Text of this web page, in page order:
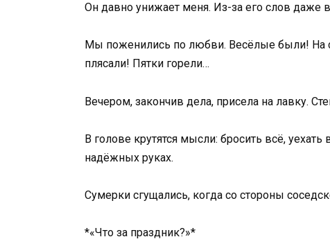
Он давно унижает меня. Из-за его слов даже в
Мы поженились по любви. Весёлые были! На
плясали! Пятки горели…
Вечером, закончив дела, присела на лавку.
В голове крутятся мысли: бросить всё,
надёжных руках.
Сумерки сгущались, когда со стороны
*«Что за праздник?»*